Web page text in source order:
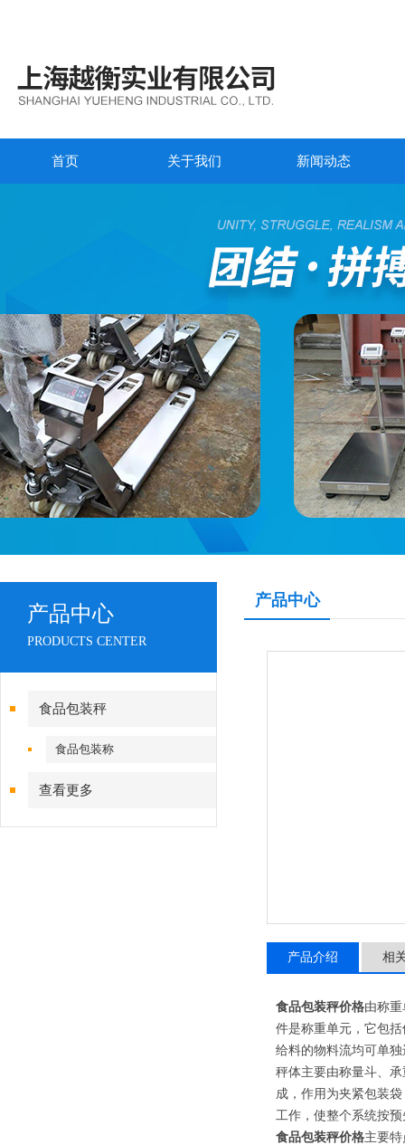
首页 关于我们 新闻动态
产品中心
PRODUCTS CENTER
食品包装秤
食品包装称
查看更多
产品中心
产品介绍 相
食品包装秤价格由称
件是称重单元，它包
给料的物料流均可单
秤体主要由称量斗、
成，作用为夹紧包装
工作，使整个系统按
食品包装秤价格主要